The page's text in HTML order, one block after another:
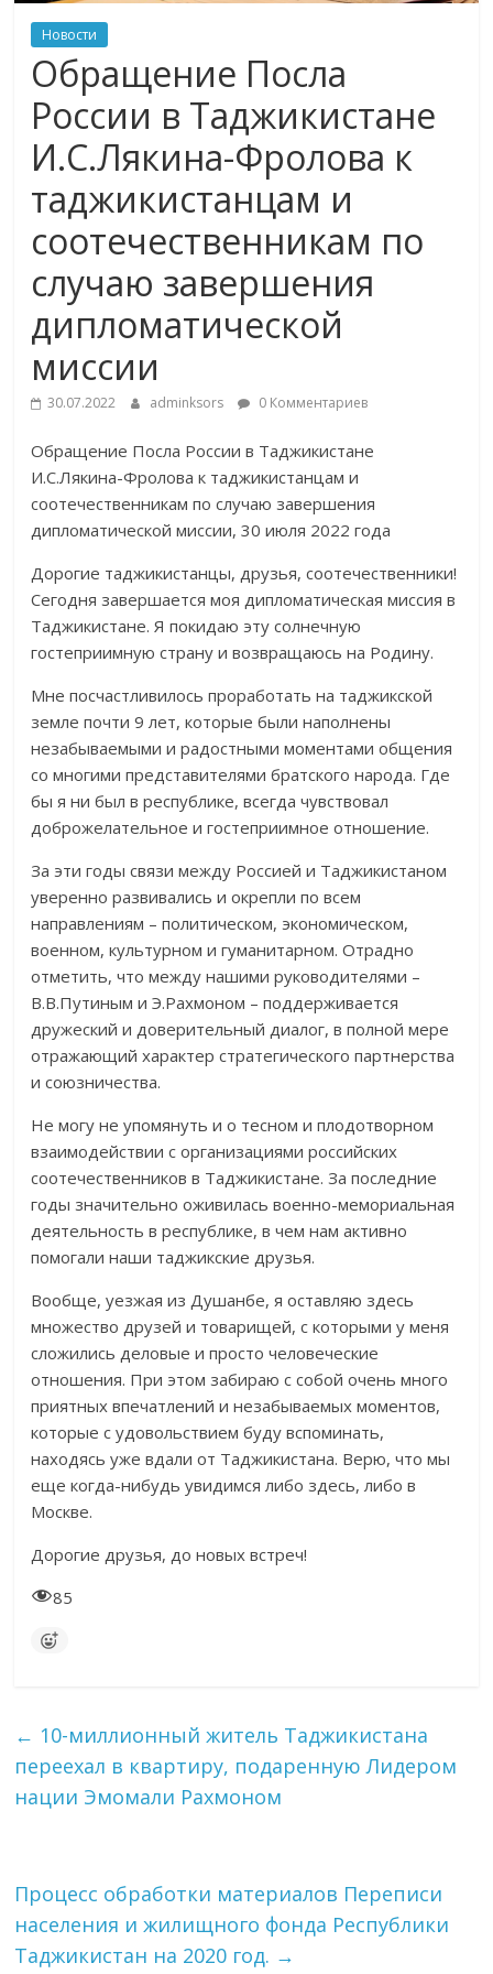
Новости
Обращение Посла
России в Таджикистане
И.С.Лякина-Фролова к
таджикистанцам и
соотечественникам по
случаю завершения
дипломатической
миссии
30.07.2022 adminksors 0 Комментариев
Обращение Посла России в Таджикистане
И.С.Лякина-Фролова к таджикистанцам и
соотечественникам по случаю завершения
дипломатической миссии, 30 июля 2022 года
Дорогие таджикистанцы, друзья, соотечественники!
Сегодня завершается моя дипломатическая миссия в
Таджикистане. Я покидаю эту солнечную
гостеприимную страну и возвращаюсь на Родину.
Мне посчастливилось проработать на таджикской
земле почти 9 лет, которые были наполнены
незабываемыми и радостными моментами общения
со многими представителями братского народа. Где
бы я ни был в республике, всегда чувствовал
доброжелательное и гостеприимное отношение.
За эти годы связи между Россией и Таджикистаном
уверенно развивались и окрепли по всем
направлениям – политическом, экономическом,
военном, культурном и гуманитарном. Отрадно
отметить, что между нашими руководителями –
В.В.Путиным и Э.Рахмоном – поддерживается
дружеский и доверительный диалог, в полной мере
отражающий характер стратегического партнерства
и союзничества.
Не могу не упомянуть и о тесном и плодотворном
взаимодействии с организациями российских
соотечественников в Таджикистане. За последние
годы значительно оживилась военно-мемориальная
деятельность в республике, в чем нам активно
помогали наши таджикские друзья.
Вообще, уезжая из Душанбе, я оставляю здесь
множество друзей и товарищей, с которыми у меня
сложились деловые и просто человеческие
отношения. При этом забираю с собой очень много
приятных впечатлений и незабываемых моментов,
которые с удовольствием буду вспоминать,
находясь уже вдали от Таджикистана. Верю, что мы
еще когда-нибудь увидимся либо здесь, либо в
Москве.
Дорогие друзья, до новых встреч!
85
← 10-миллионный житель Таджикистана
переехал в квартиру, подаренную Лидером
нации Эмомали Рахмоном
Процесс обработки материалов Переписи
населения и жилищного фонда Республики
Таджикистан на 2020 год. →